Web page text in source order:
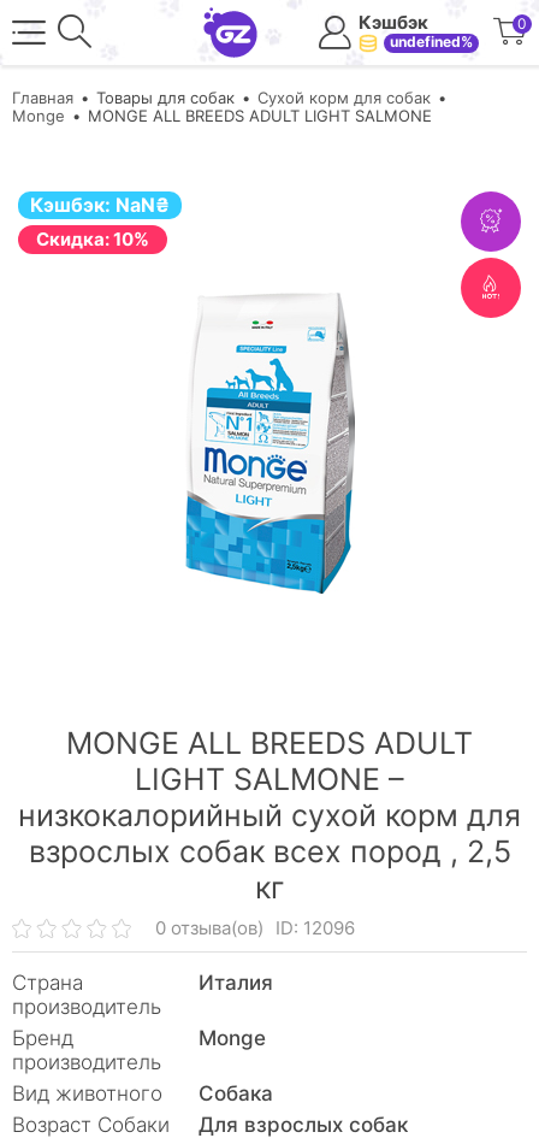
Кэшбэк
undefined%
0
Главная Товары для собак
Сухой корм для собак
Monge
MONGE ALL BREEDS ADULT LIGHT SALMONE
Кэшбэк: NaN₴
Cкидка: 10%
MONGE ALL BREEDS ADULT
LIGHT SALMONE –
низкокалорийный сухой корм для
взрослых собак всех пород , 2,5
кг
0 отзыва(ов) ID: 12096
Страна
производитель
Италия
Бренд
производитель
Monge
Вид животного
Собака
Возраст Собаки
Для взрослых собак